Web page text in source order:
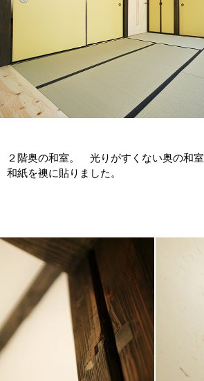
２階奥の和室。 光りがすくない奥の和
和紙を襖に貼りました。